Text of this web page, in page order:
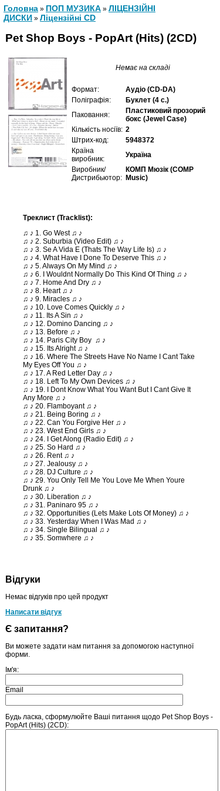
Головна » ПОП МУЗИКА » ЛІЦЕНЗІЙНІ
ДИСКИ » Ліцензійні СD
Pet Shop Boys - PopArt (Hits) (2CD)
Немає на складі
Формат:
Аудіо (CD-DA)
Поліграфія:
Буклет (4 с.)
Паковання:
Пластиковий прозорий
бокс (Jewel Case)
Кількість носіїв: 2
Штрих-код:
5948372
Країна
виробник:
Україна
Виробник/
Дистрибьютор:
КОМП Мюзік (COMP
Music)
Треклист (Tracklist):
♫ ♪ 1. Go West ♫ ♪
♫ ♪ 2. Suburbia (Video Edit) ♫ ♪
♫ ♪ 3. Se A Vida E (Thats The Way Life Is) ♫ ♪
♫ ♪ 4. What Have I Done To Deserve This ♫ ♪
♫ ♪ 5. Always On My Mind ♫ ♪
♫ ♪ 6. I Wouldnt Normally Do This Kind Of Thing ♫ ♪
♫ ♪ 7. Home And Dry ♫ ♪
♫ ♪ 8. Heart ♫ ♪
♫ ♪ 9. Miracles ♫ ♪
♫ ♪ 10. Love Comes Quickly ♫ ♪
♫ ♪ 11. Its A Sin ♫ ♪
♫ ♪ 12. Domino Dancing ♫ ♪
♫ ♪ 13. Before ♫ ♪
♫ ♪ 14. Paris City Boy ♫ ♪
♫ ♪ 15. Its Alright ♫ ♪
♫ ♪ 16. Where The Streets Have No Name I Cant Take
My Eyes Off You ♫ ♪
♫ ♪ 17. A Red Letter Day ♫ ♪
♫ ♪ 18. Left To My Own Devices ♫ ♪
♫ ♪ 19. I Dont Know What You Want But I Cant Give It
Any More ♫ ♪
♫ ♪ 20. Flamboyant ♫ ♪
♫ ♪ 21. Being Boring ♫ ♪
♫ ♪ 22. Can You Forgive Her ♫ ♪
♫ ♪ 23. West End Girls ♫ ♪
♫ ♪ 24. I Get Along (Radio Edit) ♫ ♪
♫ ♪ 25. So Hard ♫ ♪
♫ ♪ 26. Rent ♫ ♪
♫ ♪ 27. Jealousy ♫ ♪
♫ ♪ 28. DJ Culture ♫ ♪
♫ ♪ 29. You Only Tell Me You Love Me When Youre
Drunk ♫ ♪
♫ ♪ 30. Liberation ♫ ♪
♫ ♪ 31. Paninaro 95 ♫ ♪
♫ ♪ 32. Opportunities (Lets Make Lots Of Money) ♫ ♪
♫ ♪ 33. Yesterday When I Was Mad ♫ ♪
♫ ♪ 34. Single Bilingual ♫ ♪
♫ ♪ 35. Somwhere ♫ ♪
Відгуки
Немає відгуків про цей продукт
Написати відгук
Є запитання?
Ви можете задати нам питання за допомогою наступної
форми.
Ім'я:
Email
Будь ласка, сформулюйте Ваші питання щодо Pet Shop Boys -
PopArt (Hits) (2CD):